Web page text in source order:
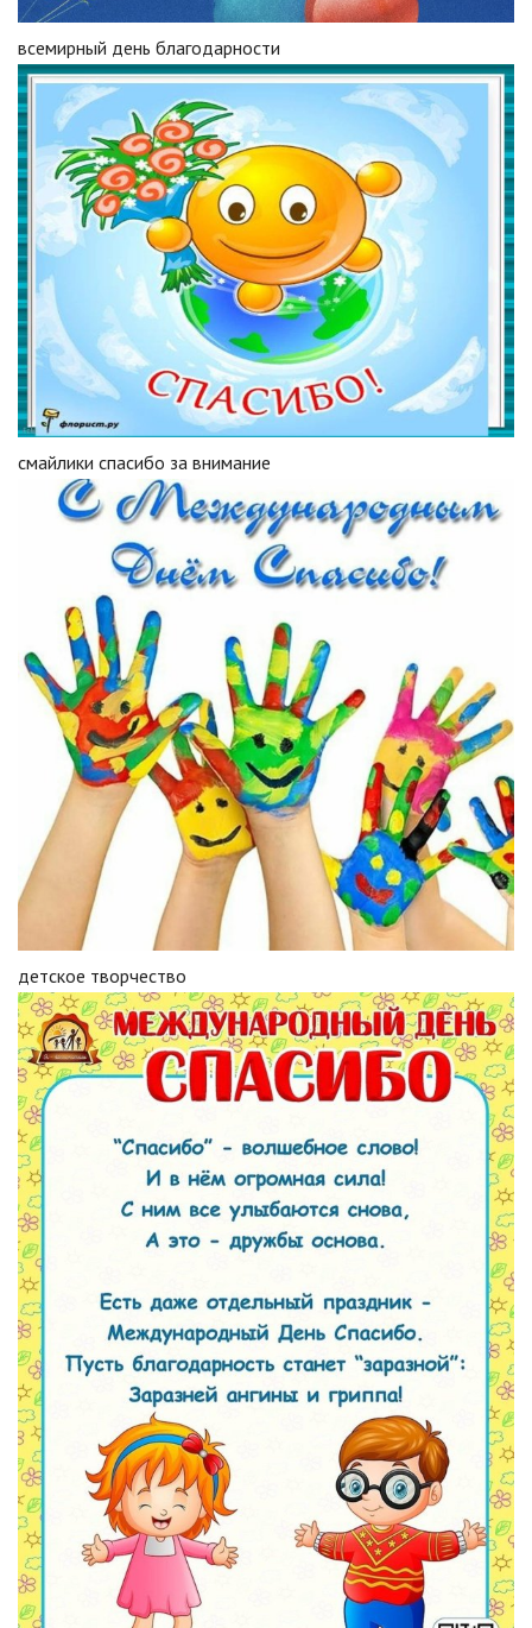
всемирный день благодарности
смайлики спасибо за внимание
детское творчество